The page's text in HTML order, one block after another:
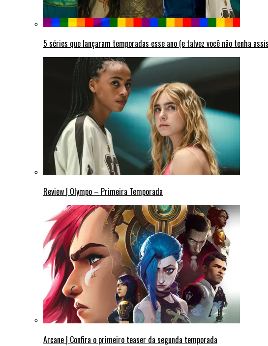
5 séries que lançaram temporadas esse ano (e talvez você não tenha
Review | Olympo – Primeira Temporada
Arcane | Confira o primeiro teaser da segunda temporada